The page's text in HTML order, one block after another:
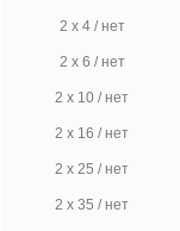
2 х 4 / нет
2 х 6 / нет
2 х 10 / нет
2 х 16 / нет
2 х 25 / нет
2 х 35 / нет